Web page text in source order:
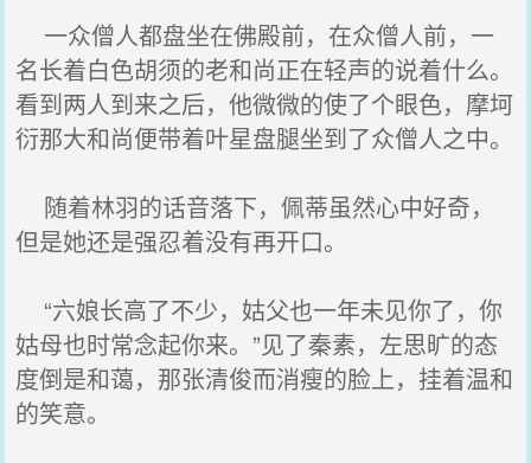
一众僧人都盘坐在佛殿前，在众僧人前，一
名长着白色胡须的老和尚正在轻声的说着什么。
看到两人到来之后，他微微的使了个眼色，摩坷
衍那大和尚便带着叶星盘腿坐到了众僧人之中。
随着林羽的话音落下，佩蒂虽然心中好奇，
但是她还是强忍着没有再开口。
“六娘长高了不少，姑父也一年未见你了，你
姑母也时常念起你来。”见了秦素，左思旷的态
度倒是和蔼，那张清俊而消瘦的脸上，挂着温和
的笑意。